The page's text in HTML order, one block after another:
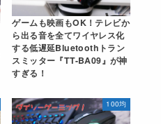
ゲームも映画もOK！テレビか
ら出る音を全てワイヤレス化
する低遅延Bluetoothトラン
スミッター『TT-BA09』が神
すぎる！
100均